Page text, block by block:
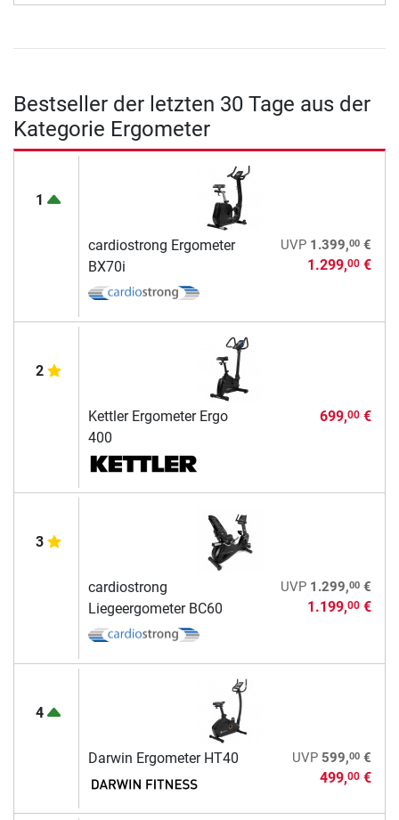
Bestseller der letzten 30 Tage aus der
Kategorie Ergometer
1
cardiostrong Ergometer
BX70i
UVP 1.399,00€
1.299,00€
2
Kettler Ergometer Ergo
400
699,00€
3
cardiostrong
Liegeergometer BC60
UVP 1.299,00€
1.199,00€
4
Darwin Ergometer HT40 UVP 599,00€
499,00€